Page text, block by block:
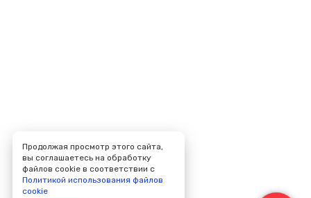
Продолжая просмотр этого сайта,
вы соглашаетесь на обработку
файлов cookie в соответствии с
Политикой использования файлов
cookie